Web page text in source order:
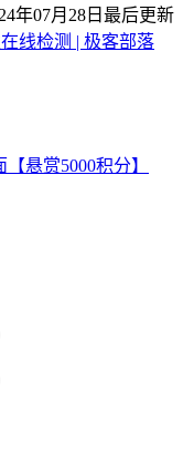
年07月28日最后更新
线检测 | 极客部落
悬赏5000积分】